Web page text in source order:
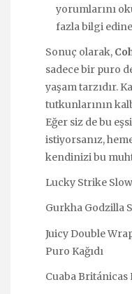
yorumlarını
fazla bilgi
Sonuç olarak,
sadece bir puro
yaşam tarzıdır.
tutkunlarının
Eğer siz de bu
istiyorsanız,
kendinizi bu
Lucky Strike
Gurkha Godzilla
Juicy Double
Puro Kağıdı
Cuaba Británicas